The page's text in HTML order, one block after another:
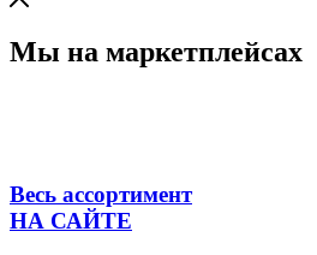
Мы на маркетплейсах
Весь ассортимент
НА САЙТЕ